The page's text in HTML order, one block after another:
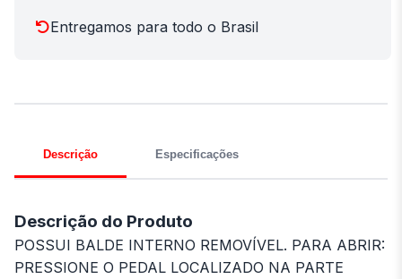
Entregamos para todo o Brasil
Descrição Especificações
Descrição do Produto
POSSUI BALDE INTERNO REMOVÍVEL. PARA ABRIR:
PRESSIONE O PEDAL LOCALIZADO NA PARTE